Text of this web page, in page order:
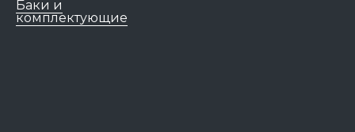
Баки и
комплектующие